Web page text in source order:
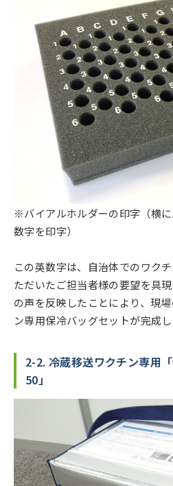
※バイアルホルダーの印字（横
数字を印字）
この英数字は、自治体でのワク
ただいたご担当者様の要望を具
の声を反映したことにより、現
ン専用保冷バッグセットが完成し
2-2. 冷蔵移送ワクチン専用
50」